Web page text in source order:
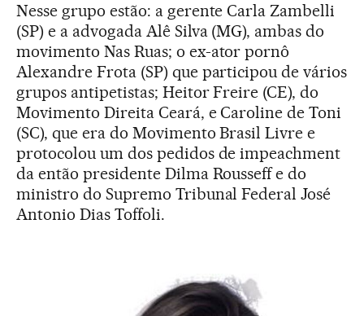
Nesse grupo estão: a gerente Carla Zambelli
(SP) e a advogada Alê Silva (MG), ambas do
movimento Nas Ruas; o ex-ator pornô
Alexandre Frota (SP) que participou de vários
grupos antipetistas; Heitor Freire (CE), do
Movimento Direita Ceará, e Caroline de Toni
(SC), que era do Movimento Brasil Livre e
protocolou um dos pedidos de impeachment
da então presidente Dilma Rousseff e do
ministro do Supremo Tribunal Federal José
Antonio Dias Toffoli.